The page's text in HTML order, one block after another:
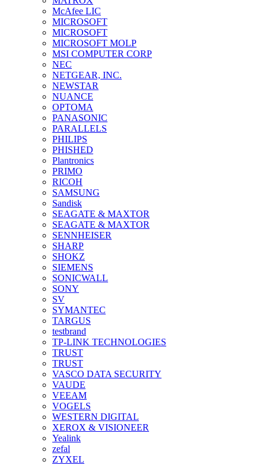
McAfee LIC
MICROSOFT
MICROSOFT
MICROSOFT MOLP
MSI COMPUTER CORP
NEC
NETGEAR, INC.
NEWSTAR
NUANCE
OPTOMA
PANASONIC
PARALLELS
PHILIPS
PHISHED
Plantronics
PRIMO
RICOH
SAMSUNG
Sandisk
SEAGATE & MAXTOR
SEAGATE & MAXTOR
SENNHEISER
SHARP
SHOKZ
SIEMENS
SONICWALL
SONY
SV
SYMANTEC
TARGUS
testbrand
TP-LINK TECHNOLOGIES
TRUST
TRUST
VASCO DATA SECURITY
VAUDE
VEEAM
VOGELS
WESTERN DIGITAL
XEROX & VISIONEER
Yealink
zefal
ZYXEL